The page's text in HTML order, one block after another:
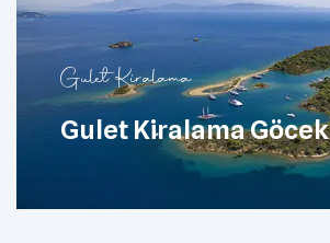
Gulet Kiralama
Gulet Kiralama Göcek